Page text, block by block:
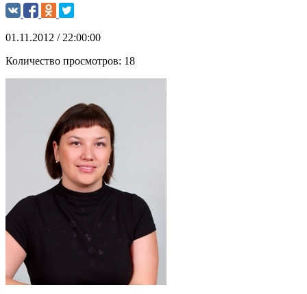
01.11.2012 / 22:00:00
Количество просмотров: 18